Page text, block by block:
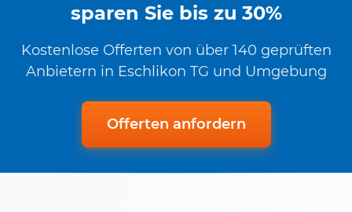
sparen Sie bis zu 30%
Kostenlose Offerten von über 140 geprüften
Anbietern in Eschlikon TG und Umgebung
Offerten anfordern